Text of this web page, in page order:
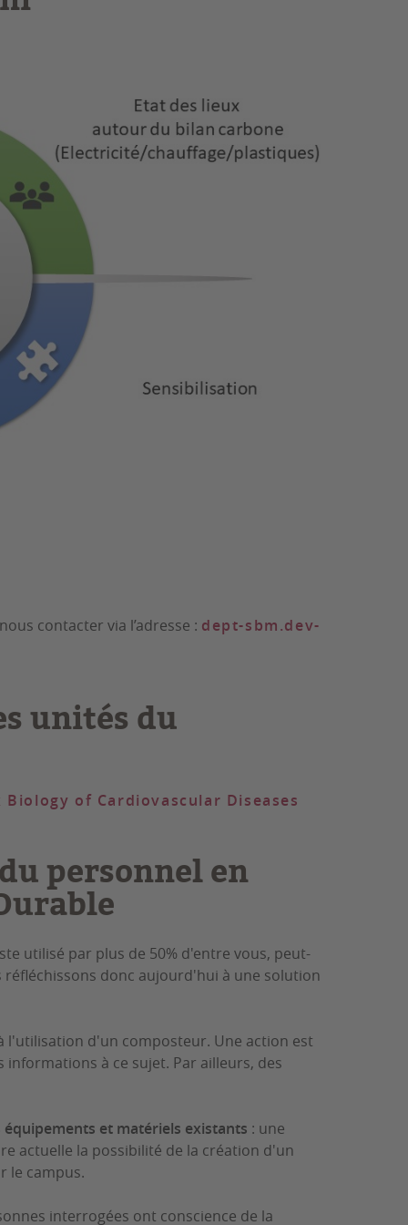
contacter via l’adresse : dept-sbm.dev-
unités du
Biology of Cardiovascular Diseases
personnel en
utilisé par plus de 50% d'entre vous, peut-
donc aujourd'hui à une solution
l'utilisation d'un composteur. Une action est
à ce sujet. Par ailleurs, des
et matériels existants : une
actuelle la possibilité de la création d'un
le campus.
interrogées ont conscience de la